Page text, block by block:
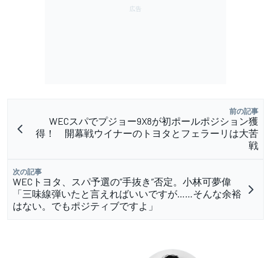
前の記事
WECスパでプジョー9X8が初ポールポジション獲
得！ 開幕戦ウイナーのトヨタとフェラーリは大苦
戦
次の記事
WECトヨタ、スパ予選の”手抜き”否定。小林可夢偉
「三味線弾いたと言えればいいですが……そんな余裕
はない。でもポジティブですよ」